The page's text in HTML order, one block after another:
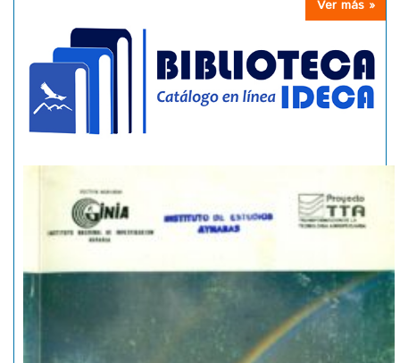
Ver más »